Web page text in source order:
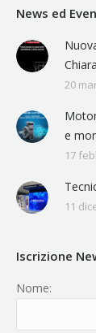
News ed
20
e
17
11
Iscrizione
Nome: